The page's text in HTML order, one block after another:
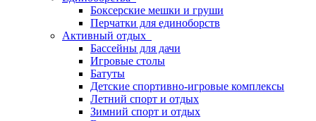
Боксерские мешки и груши
Перчатки для единоборств
Активный отдых
Бассейны для дачи
Игровые столы
Батуты
Детские спортивно-игровые комплексы
Летний спорт и отдых
Зимний спорт и отдых